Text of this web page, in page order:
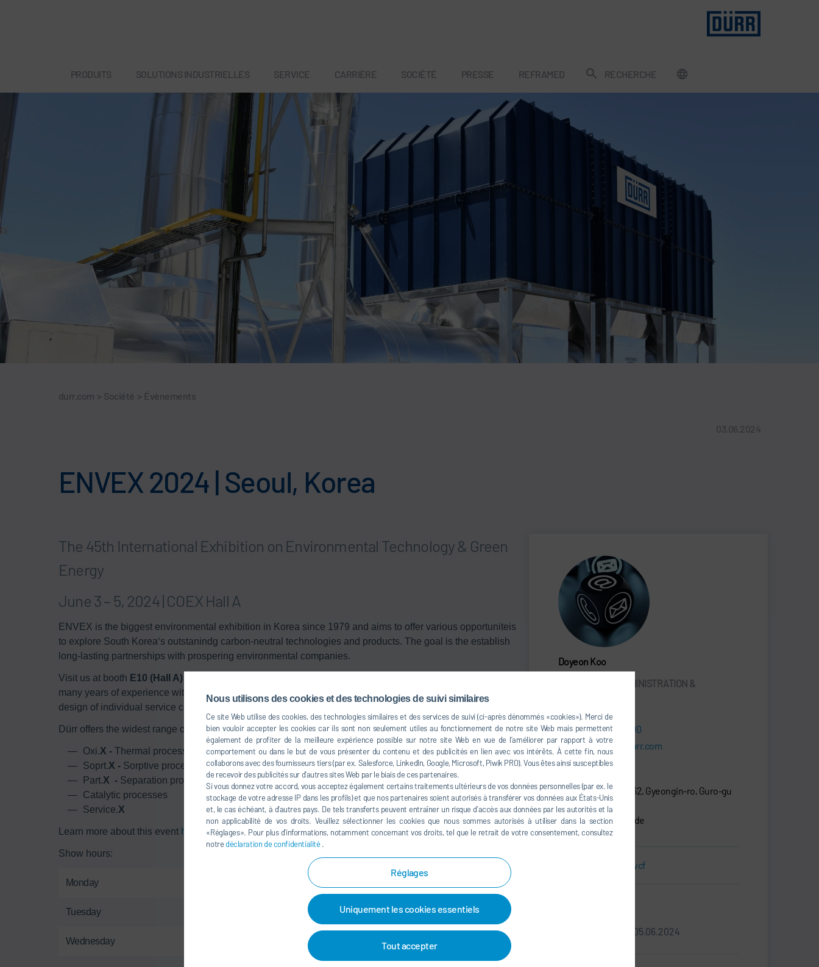
Nous utilisons des cookies et des technologies de suivi similaires
Ce site Web utilise des cookies, des technologies similaires et des services de suivi (ci-après dénommés «cookies»). Merci de
bien vouloir accepter les cookies car ils sont non seulement utiles au fonctionnement de notre site Web mais permettent
également de profiter de la meilleure expérience possible sur notre site Web en vue de l’améliorer par rapport à votre
comportement ou dans le but de vous présenter du contenu et des publicités en lien avec vos intérêts. À cette fin, nous
collaborons avec des fournisseurs tiers (par ex. Salesforce, LinkedIn, Google, Microsoft, Piwik PRO). Vous êtes ainsi susceptibles
de recevoir des publicités sur d’autres sites Web par le biais de ces partenaires.
Si vous donnez votre accord, vous acceptez également certains traitements ultérieurs de vos données personnelles (par ex. le
stockage de votre adresse IP dans les profils) et que nos partenaires soient autorisés à transférer vos données aux États-Unis
et, le cas échéant, à d’autres pays. De tels transferts peuvent entraîner un risque d’accès aux données par les autorités et la
non applicabilité de vos droits. Veuillez sélectionner les cookies que nous sommes autorisés à utiliser dans la section
«Réglages». Pour plus d’informations, notamment concernant vos droits, tel que le retrait de votre consentement, consultez
notredéclaration de confidentialité .
Réglages
Uniquement les cookies essentiels
Tout accepter
PRODUITS SOLUTIONS INDUSTRIELLES SERVICE CARRIÈRE SOCIÉTÉ PRESSE REFRAMED RECHERCHE
durr.com > Société > Évènements
03.06.2024
ENVEX 2024 | Seoul, Korea
The 45th International Exhibition on Environmental Technology & Green
Energy
June 3 – 5, 2024 | COEX Hall A
ENVEX is the biggest environmental exhibition in Korea since 1979 and aims to offer various opportuniteis
to explore South Korea‘s outstanindg carbon-neutral technologies and products. The goal is the establish
long-lasting partnerships with prospering environmental companies.
Visit us at booth E10 (Hall A)
many years of experience with industrial processes and get a customer-tailored concept, from product to
design of individual service concepts.
Dürr offers the widest range of insights into environmental solutions for various industries, including:
Oxi.X - Thermal processes
Soprt.X - Sorptive processes
Part.X - Separation processes
Catalytic processes
Service.X
Learn more about this event here
Show hours:
Monday June 3, 2024 10:00 AM - 6:00 PM
Tuesday June 4, 2024 10:00 AM - 6:00 PM
Wednesday June 5, 2024 10:00 AM - 4:00 PM
Doyeon Koo
ENGINEERING ADMINISTRATION &
+82 2 6480-1000
durr.korea@durr.com
20F., D-Cube City 662, Gyeongin-ro, Guro-gu
08209 Seoul
Corée, République de
Carte de visite.vcf
03.06.2024 - 05.06.2024